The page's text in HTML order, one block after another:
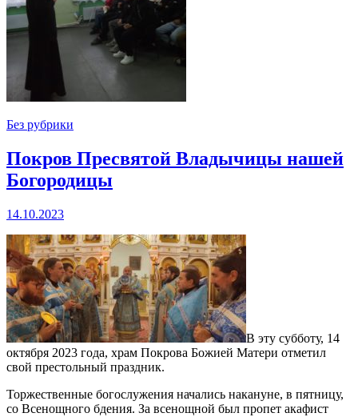
Без рубрики
Покров Пресвятой Владычицы нашей
Богородицы
14.10.2023
В эту субботу, 14
октября 2023 года, храм Покрова Божией Матери отметил
свой престольный праздник.
Торжественные богослужения начались накануне, в пятницу,
со Всенощного бдения. За всенощной был пропет акафист